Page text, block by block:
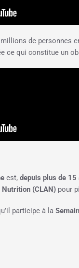
de personnes
ce qui constitue un
est, depuis plus de 15
(CLAN) pour
participe à la